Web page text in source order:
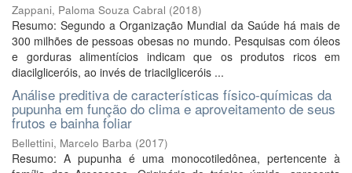
Zappani, Paloma Souza Cabral (2018)
Resumo: Segundo a Organização Mundial da Saúde há mais de
300 milhões de pessoas obesas no mundo. Pesquisas com óleos
e gorduras alimentícios indicam que os produtos ricos em
diacilgliceróis, ao invés de triacilgliceróis ...
Análise preditiva de características físico-químicas da
pupunha em função do clima e aproveitamento de seus
frutos e bainha foliar
Bellettini, Marcelo Barba (2017)
Resumo: A pupunha é uma monocotiledônea, pertencente à